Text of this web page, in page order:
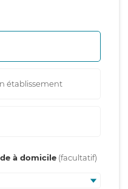
établissement
à domicile